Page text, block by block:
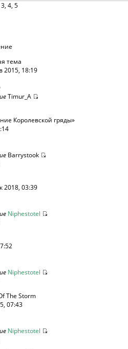
3, 4, 5
тема
2015, 18:19
Timur_A
Королевской гряды»
Barrystook
2018, 03:39
Niphestotel
Niphestotel
The Storm
07:43
Niphestotel